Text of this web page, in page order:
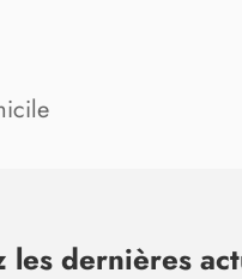
les dernières